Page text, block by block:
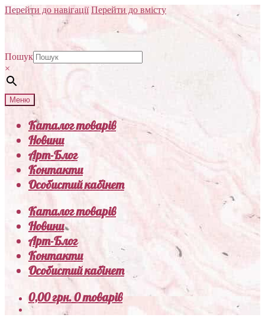
Перейти до навігації Перейти до вмісту
Пошук
×
Меню
Каталог товарів
Новини
Арт-Блог
Контакти
Особистий кабінет
Каталог товарів
Новини
Арт-Блог
Контакти
Особистий кабінет
0,00грн.0 товарів